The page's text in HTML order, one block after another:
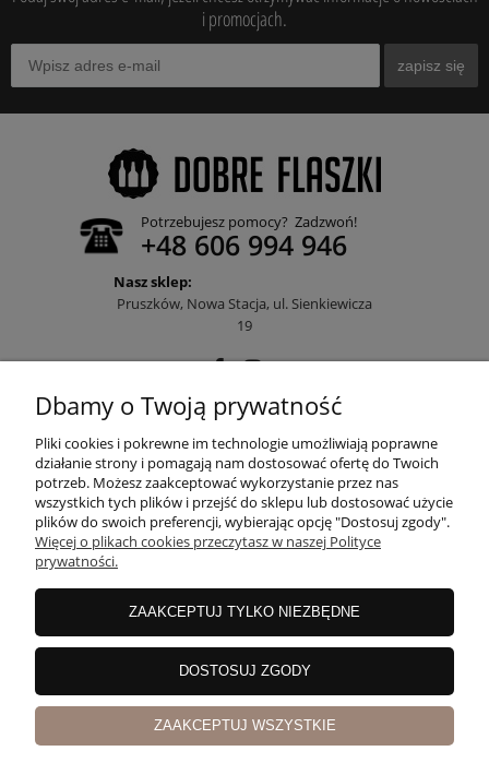
i promocjach.
zapisz się
Potrzebujesz pomocy? Zadzwoń!
+48 606 994 946
Nasz sklep:
Pruszków, Nowa Stacja, ul. Sienkiewicza
19
POMOC
MOJE KONTO
PŁATNOŚCI I DOSTAWA
INFORMACJE
O NAS
Dbamy o Twoją prywatność
Pliki cookies i pokrewne im technologie umożliwiają poprawne
działanie strony i pomagają nam dostosować ofertę do Twoich
potrzeb. Możesz zaakceptować wykorzystanie przez nas
wszystkich tych plików i przejść do sklepu lub dostosować użycie
plików do swoich preferencji, wybierając opcję "Dostosuj zgody".
Więcej o plikach cookies przeczytasz w naszej Polityce
prywatności.
ZAAKCEPTUJ TYLKO NIEZBĘDNE
DOSTOSUJ ZGODY
ZAAKCEPTUJ WSZYSTKIE